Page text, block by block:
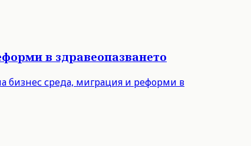
в здравеопазването
бизнес среда, миграция и реформи в